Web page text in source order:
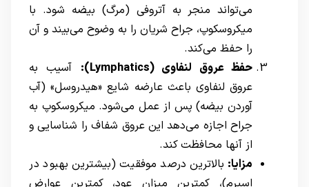
می‌تواند منجر به آتروفی (مرگ) بیضه شود. با
میکروسکوپ، جراح شریان را به وضوح می‌بیند و آن
را حفظ می‌کند.
حفظ عروق لنفاوی (Lymphatics
): آسیب به
عروق لنفاوی باعث عارضه شایع «هیدروسل» (آب
آوردن بیضه) پس از عمل می‌شود. میکروسکوپ به
جراح اجازه می‌دهد این عروق شفاف را شناسایی و
از آنها محافظت کند.
مزایا: بالاترین درصد موفقیت (بیشترین بهبود در
اسپرم)، کمترین میزان عود، کمترین عوارض